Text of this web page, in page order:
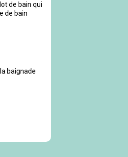
de bain qui
de bain
baignade